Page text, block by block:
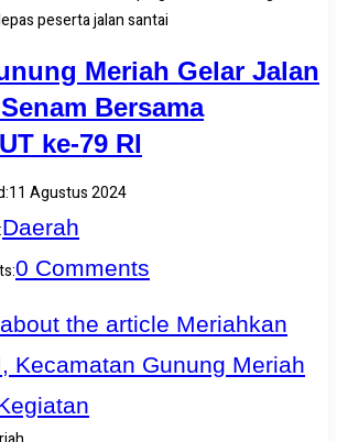
peserta jalan santai
Meriah Gelar Jalan
Bersama
ke-79 RI
11 Agustus 2024
Daerah
0 Comments